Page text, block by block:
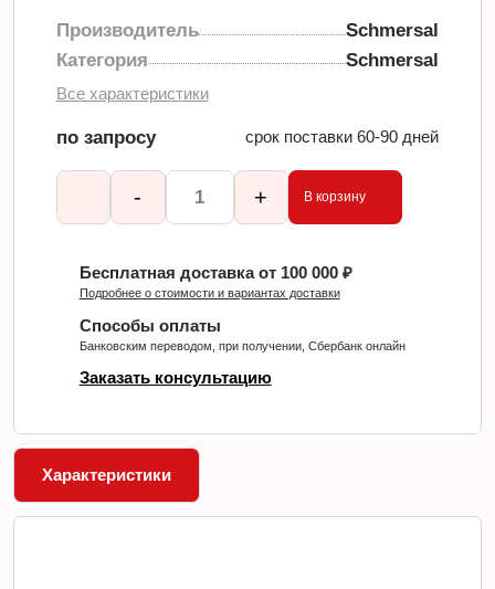
Производитель
Schmersal
Категория
Schmersal
Все характеристики
по запросу срок поставки 60-90 дней
- + В корзину
Бесплатная доставка от 100 000 ₽
Подробнее о стоимости и вариантах доставки
Способы оплаты
Банковским переводом, при получении, Сбербанк онлайн
Заказать консультацию
Характеристики